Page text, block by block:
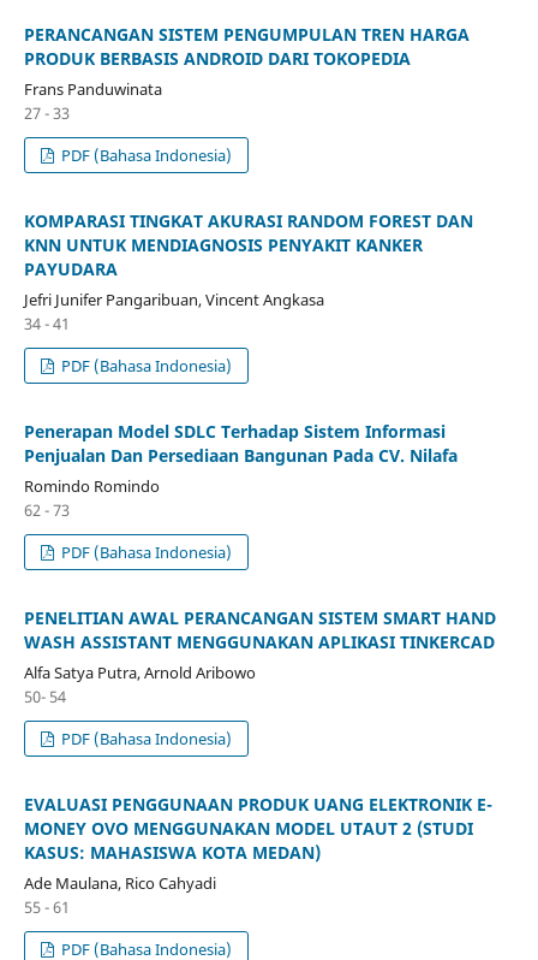
PERANCANGAN SISTEM PENGUMPULAN TREN HARGA
PRODUK BERBASIS ANDROID DARI TOKOPEDIA
Frans Panduwinata
27 - 33
PDF (Bahasa Indonesia)
KOMPARASI TINGKAT AKURASI RANDOM FOREST DAN
KNN UNTUK MENDIAGNOSIS PENYAKIT KANKER
PAYUDARA
Jefri Junifer Pangaribuan, Vincent Angkasa
34 - 41
PDF (Bahasa Indonesia)
Penerapan Model SDLC Terhadap Sistem Informasi
Penjualan Dan Persediaan Bangunan Pada CV. Nilafa
Romindo Romindo
62 - 73
PDF (Bahasa Indonesia)
PENELITIAN AWAL PERANCANGAN SISTEM SMART HAND
WASH ASSISTANT MENGGUNAKAN APLIKASI TINKERCAD
Alfa Satya Putra, Arnold Aribowo
50- 54
PDF (Bahasa Indonesia)
EVALUASI PENGGUNAAN PRODUK UANG ELEKTRONIK E-
MONEY OVO MENGGUNAKAN MODEL UTAUT 2 (STUDI
KASUS: MAHASISWA KOTA MEDAN)
Ade Maulana, Rico Cahyadi
55 - 61
PDF (Bahasa Indonesia)